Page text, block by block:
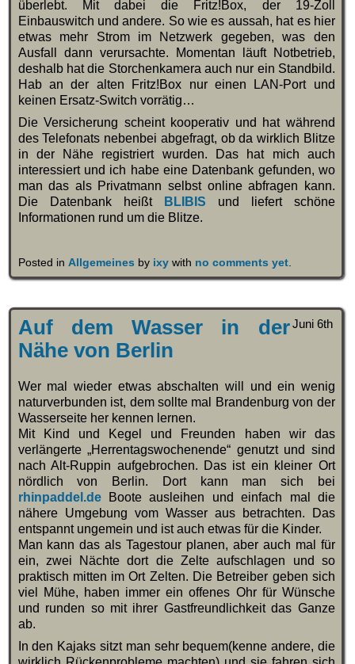
überlebt. Mit dabei die Fritz!Box, der 19-Zoll
Einbauswitch und andere. So wie es aussah, hat es hier
etwas mehr Strom im Netzwerk gegeben, was den
Ausfall dann verursachte. Momentan läuft Notbetrieb,
deshalb hat die Storchenkamera auch nur ein Standbild.
Hab an der alten Fritz!Box nur einen LAN-Port und
keinen Ersatz-Switch vorrätig…
Die Versicherung scheint kooperativ und hat während
des Telefonats nebenbei abgefragt, ob da wirklich Blitze
in der Nähe registriert wurden. Das hat mich auch
interessiert und ich habe eine Datenbank gefunden, wo
man das als Privatmann selbst online abfragen kann.
Die Datenbank heißt
BLIBIS und liefert schöne
Informationen rund um die Blitze.
Posted in Allgemeines by ixywith no comments yet.
Juni 6th
Auf dem Wasser in der
Nähe von Berlin
Wer mal wieder etwas abschalten will und ein wenig
naturverbunden ist, dem sollte mal Brandenburg von der
Wasserseite her kennen lernen.
Mit Kind und Kegel und Freunden haben wir das
verlängerte „Herrentagswochenende“ genutzt und sind
nach Alt-Ruppin aufgebrochen. Das ist ein kleiner Ort
nördlich von Berlin. Dort kann man sich bei
rhinpaddel.deBoote ausleihen und einfach mal die
nähere Umgebung vom Wasser aus betrachten. Das
entspannt ungemein und ist auch etwas für die Kinder.
Man kann das als Tagestour planen, aber auch mal für
ein, zwei Nächte dort die Zelte aufschlagen und so
praktisch mitten im Ort Zelten. Die Betreiber geben sich
viel Mühe, haben immer ein offenes Ohr für Wünsche
und runden so mit ihrer Gastfreundlichkeit das Ganze
ab.
In den Kajaks sitzt man sehr bequem(kenne andere, die